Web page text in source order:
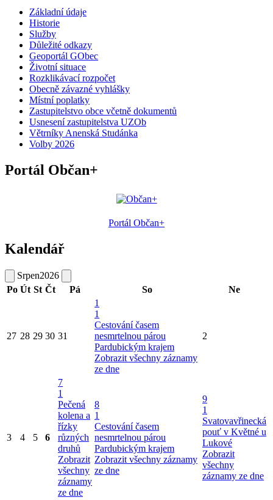
Základní údaje
Historie
Služby
Důležité odkazy
Geoportál GObec
Životní situace
Rozklikávací rozpočet
Obecně závazné vyhlášky
Místní poplatky
Zastupitelstvo obce včetně dokumentů
Usnesení zastupitelstva UZOb
Větrníky Anenská Studánka
Volby 2026
Portál Občan+
Portál Občan+
Kalendář
Srpen2026
Po Út St Čt Pá So Ne
27 28 29 30 31
1
1
Cestování časem
nesmrtelnou párou
Pardubickým krajem
Zobrazit všechny záznamy
ze dne
2
3 4 5 6
7
1
Pečená
kolena a
řízky
různých
druhů
Zobrazit
všechny
záznamy
ze dne
8
1
Cestování časem
nesmrtelnou párou
Pardubickým krajem
Zobrazit všechny záznamy
ze dne
9
1
Svatovavřinecká
pouť v Květné u
Lukové
Zobrazit
všechny
záznamy ze dne